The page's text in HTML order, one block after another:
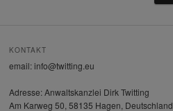
KONTAKT
email: info@twitting.eu
Adresse: Anwaltskanzlei Dirk Twitting
Am Karweg 50, 58135 Hagen, Deutschland